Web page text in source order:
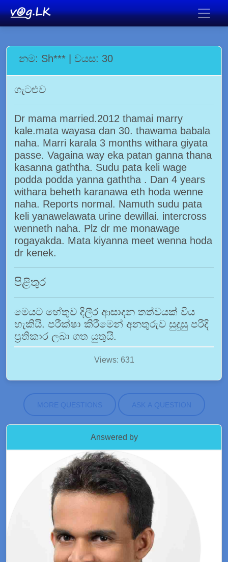
නම: Sh*** | වයස: 30
ගැටළුව
Dr mama married.2012 thamai marry
kale.mata wayasa dan 30. thawama babala
naha. Marri karala 3 months withara giyata
passe. Vagaina way eka patan ganna thana
kasanna gaththa. Sudu pata keli wage
podda podda yanna gaththa . Dan 4 years
withara beheth karanawa eth hoda wenne
naha. Reports normal. Namuth sudu pata
keli yanawelawata urine dewillai. intercross
wenneth naha. Plz dr me monawage
rogayakda. Mata kiyanna meet wenna hoda
dr kenek.
පිළිතුර
මෙයට හේතුව දිලීර ආසාදන තත්වයක් විය
හැකියි. පරීක්ෂා කිරීමෙන් අනතුරුව සුදුසු පරිදි
ප්‍රතිකාර ලබා ගත යුතුයි.
Views: 631
MORE QUESTIONS ASK A QUESTION
Answered by